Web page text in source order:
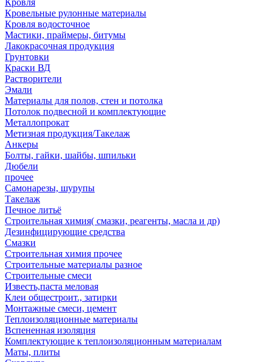
Кровля
Кровельные рулонные материалы
Кровля водосточное
Мастики, праймеры, битумы
Лакокрасочная продукция
Грунтовки
Краски ВД
Растворители
Эмали
Материалы для полов, стен и потолка
Потолок подвесной и комплектующие
Металлопрокат
Метизная продукция/Такелаж
Анкеры
Болты, гайки, шайбы, шпильки
Дюбели
прочее
Самонарезы, шурупы
Такелаж
Печное литьё
Строительная химия( смазки, реагенты, масла и др)
Дезинфицирующие средства
Смазки
Строительная химия прочее
Строительные материалы разное
Строительные смеси
Известь,паста меловая
Клеи общестроит., затирки
Монтажные смеси, цемент
Теплоизоляционные материалы
Вспененная изоляция
Комплектующие к теплоизоляционным материалам
Маты, плиты